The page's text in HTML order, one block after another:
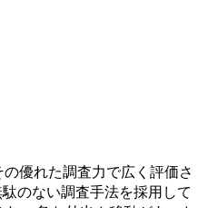
優れた調査力で広く評価さ
のない調査手法を採用して